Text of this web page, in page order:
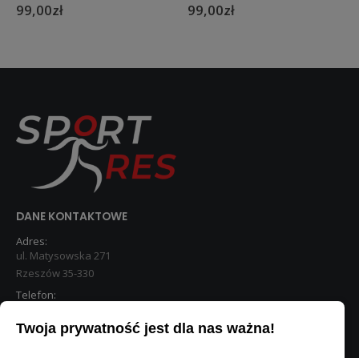
99,00zł 99,00zł
DANE KONTAKTOWE
Adres:
ul. Matysowska 271
Rzeszów 35-330
Telefon:
STREFA KLIENTA
Twoja prywatność jest dla nas ważna!